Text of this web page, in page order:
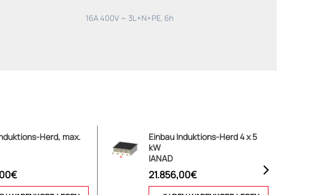
16A 400V ~ 3L+N+PE, 6h
Herd, max.
Einbau Induktions-Herd 4 x 5
kW
IANAD
21.856,00€